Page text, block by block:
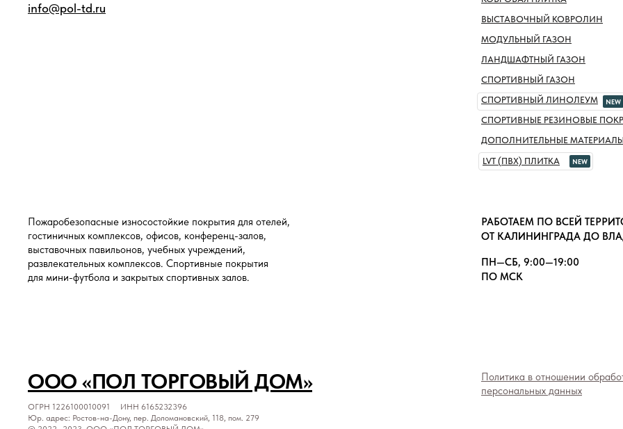
ООО «ПОЛ ТОРГОВЫЙ ДОМ»
info@pol-td.ru
ВЫСТАВОЧНЫЙ КОВРОЛИН
СПОРТИВНЫЙ ГАЗОН
МОДУЛЬНЫЙ ГАЗОН
СПОРТИВНЫЙ ЛИНОЛЕУМ NEW
СПОРТИВНЫЕ РЕЗИНОВЫЕ
Пожаробезопасные износостойкие покрытия для отелей,
гостиничных комплексов, офисов, конференц-залов,
выставочных павильонов, учебных учреждений,
развлекательных комплексов. Спортивные покрытия
для мини-футбола и закрытых спортивных залов.
Политика в отношении
персональных данных
ОГРН 1226100010091 ИНН 6165232396
Юр. адрес: Ростов-на-Дону, пер. Доломановский, 118, пом. 279
РАБОТАЕМ ПО ВСЕЙ
ОТ КАЛИНИНГРАДА ДО
ПН—СБ, 9:00—19:00
ПО МСК
ЛАНДШАФТНЫЙ ГАЗОН
ДОПОЛНИТЕЛЬНЫЕ МАТЕРИАЛЫ
LVT (ПВХ) ПЛИТКА
NEW